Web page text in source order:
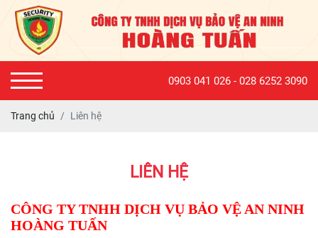
0903 041 026 - 028 6252 3090
Trang chủ Liên hệ
LIÊN HỆ
CÔNG TY TNHH DỊCH VỤ BẢO VỆ AN NINH
HOÀNG TUẤN